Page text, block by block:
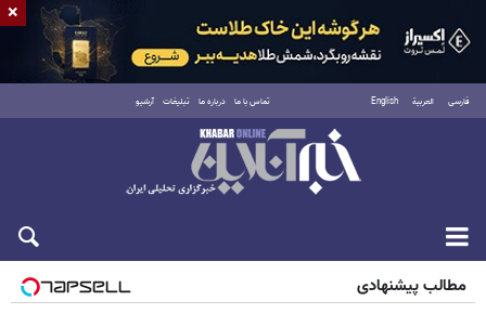
فارسی العربية English تماس با ما درباره ما تبلیغات آرشیو
جمعه ۱۶ مرداد ۱۴۰۵
مطالب پیشنهادی
×